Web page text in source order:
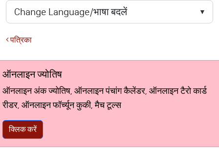
पत्रिका
ऑनलाइन ज्योतिष
ऑनलाइन अंक ज्योतिष, ऑनलाइन पंचांग कैलेंडर, ऑनलाइन टैरो कार्ड
रीडर, ऑनलाइन फॉर्च्यून कुकी, मैच टूल्स
क्लिक करें